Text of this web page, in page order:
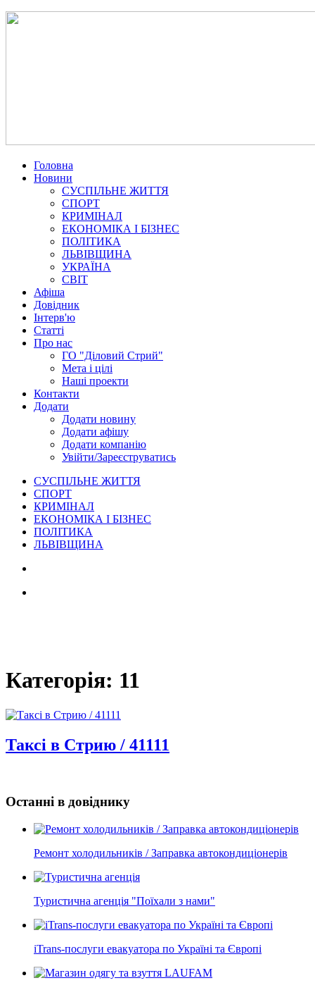
Головна
Новини
СУСПІЛЬНЕ ЖИТТЯ
СПОРТ
КРИМІНАЛ
ЕКОНОМІКА І БІЗНЕС
ПОЛІТИКА
ЛЬВІВЩИНА
УКРАЇНА
СВІТ
Афіша
Довідник
Інтерв'ю
Статті
Про нас
ГО "Діловий Стрий"
Мета і цілі
Наші проекти
Контакти
Додати
Додати новину
Додати афішу
Додати компанію
Увійти/Зареєструватись
СУСПІЛЬНЕ ЖИТТЯ
СПОРТ
КРИМІНАЛ
ЕКОНОМІКА І БІЗНЕС
ПОЛІТИКА
ЛЬВІВЩИНА
Категорія: 11
Таксі в Стрию / 41111
Останні в довіднику
Ремонт холодильників / Заправка автокондиціонерів
Туристична агенція "Поїхали з нами"
iTrans-послуги евакуатора по Україні та Європі